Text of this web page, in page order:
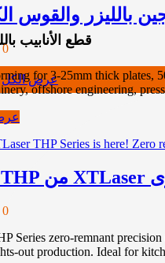
قطع الأنابيب
عرض الكل
بالليزر والقوس
0
for 3-25mm thick plates,
offshore engineering,
0
Series zero-remnant
out production. Ideal for